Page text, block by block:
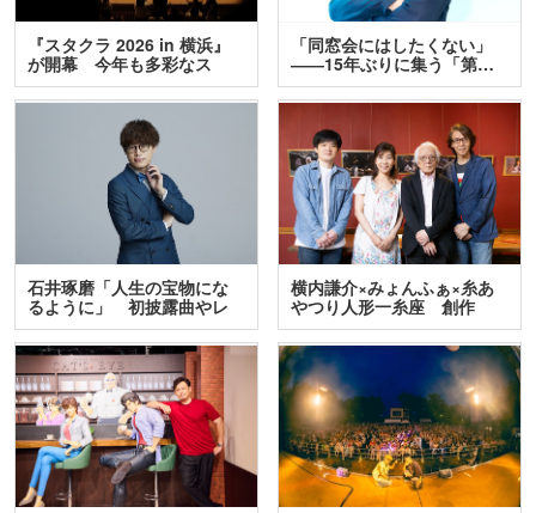
『スタクラ 2026 in 横浜』
が開幕 今年も多彩なス
テ…
「同窓会にはしたくない」
――15年ぶりに集う「第…
石井琢磨「人生の宝物にな
るように」 初披露曲やレ
ア…
横内謙介×みょんふぁ×糸あ
やつり人形一糸座 創作
人…